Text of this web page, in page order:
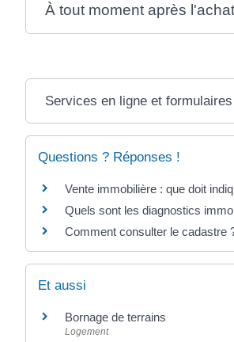
À tout moment après l'achat
Services en ligne et formulaires
Questions ? Réponses !
Vente immobilière : que doit
Quels sont les diagnostics
Comment consulter le cadastre
Et aussi
Bornage de terrains
Logement